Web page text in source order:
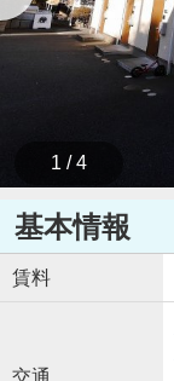
1 / 4
基本情報
賃料